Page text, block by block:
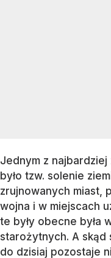
Jednym z
było tzw. solenie
zrujnowanych miast,
wojna i w miejscach
te były obecne była
starożytnych. A skąd
do dzisiaj pozostaje